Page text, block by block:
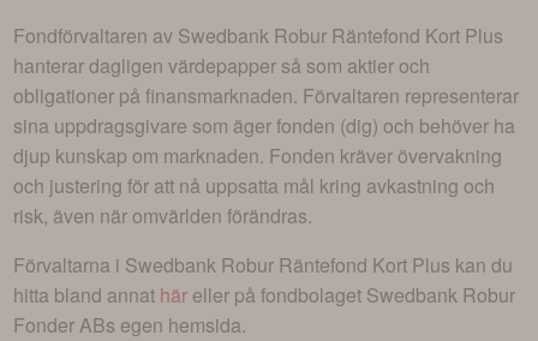
Fondförvaltaren av Swedbank Robur Räntefond Kort Plus
hanterar dagligen värdepapper så som aktier och
obligationer på finansmarknaden. Förvaltaren representerar
sina uppdragsgivare som äger fonden (dig) och behöver ha
djup kunskap om marknaden. Fonden kräver övervakning
och justering för att nå uppsatta mål kring avkastning och
risk, även när omvärlden förändras.
Förvaltarna i Swedbank Robur Räntefond Kort Plus kan du
hitta bland annat här eller på fondbolaget Swedbank Robur
Fonder ABs egen hemsida.